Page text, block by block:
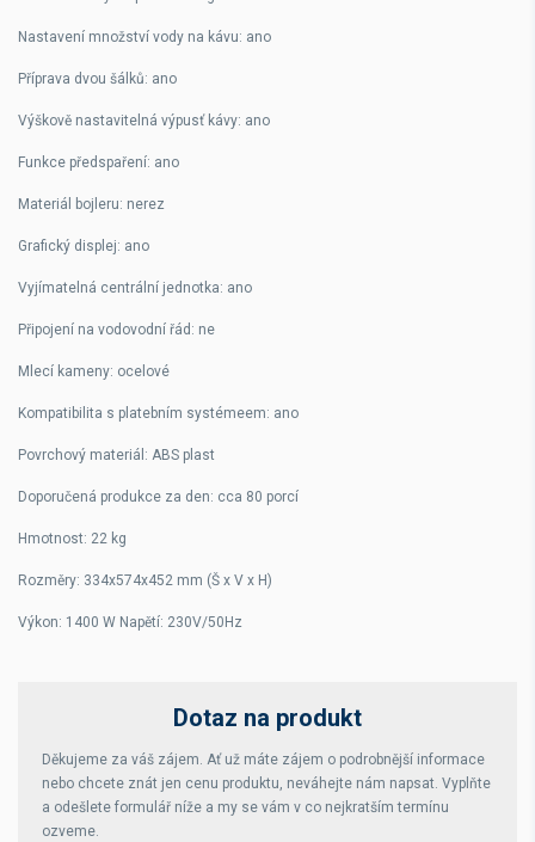
Nastavení množství vody na kávu: ano
Příprava dvou šálků: ano
Výškově nastavitelná výpusť kávy: ano
Funkce předspaření: ano
Materiál bojleru: nerez
Grafický displej: ano
Vyjímatelná centrální jednotka: ano
Připojení na vodovodní řád: ne
Mlecí kameny: ocelové
Kompatibilita s platebním systémeem: ano
Povrchový materiál: ABS plast
Doporučená produkce za den: cca 80 porcí
Hmotnost: 22 kg
Rozměry: 334x574x452 mm (Š x V x H)
Výkon: 1400 W Napětí: 230V/50Hz
Dotaz na produkt
Děkujeme za váš zájem. Ať už máte zájem o podrobnější informace
nebo chcete znát jen cenu produktu, neváhejte nám napsat. Vyplňte
a odešlete formulář níže a my se vám v co nejkratším termínu
ozveme.